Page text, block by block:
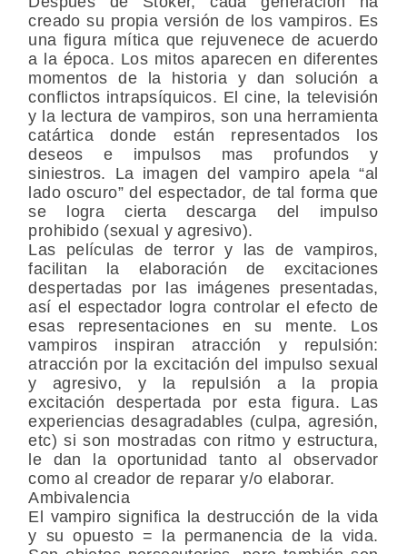
creado su propia versión de los vampiros. Es
una figura mítica que rejuvenece de acuerdo
a la época. Los mitos aparecen en diferentes
momentos de la historia y dan solución a
conflictos intrapsíquicos. El cine, la televisión
y la lectura de vampiros, son una herramienta
catártica donde están representados los
deseos e impulsos mas profundos y
siniestros. La imagen del vampiro apela “al
lado oscuro” del espectador, de tal forma que
se logra cierta descarga del impulso
prohibido (sexual y agresivo).
Las películas de terror y las de vampiros,
facilitan la elaboración de excitaciones
despertadas por las imágenes presentadas,
así el espectador logra controlar el efecto de
esas representaciones en su mente. Los
vampiros inspiran atracción y repulsión:
atracción por la excitación del impulso sexual
y agresivo, y la repulsión a la propia
excitación despertada por esta figura. Las
experiencias desagradables (culpa, agresión,
etc) si son mostradas con ritmo y estructura,
le dan la oportunidad tanto al observador
como al creador de reparar y/o elaborar.
Ambivalencia
El vampiro significa la destrucción de la vida
y su opuesto = la permanencia de la vida.